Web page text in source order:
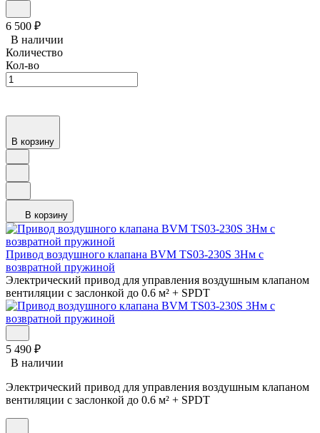
6 500 ₽
В наличии
Количество
Кол-во
В корзину
В корзину
Привод воздушного клапана BVM TS03-230S 3Нм с
возвратной пружиной
Электрический привод для управления воздушным клапаном
вентиляции с заслонкой до 0.6 м² + SPDT
5 490 ₽
В наличии
Электрический привод для управления воздушным клапаном
вентиляции с заслонкой до 0.6 м² + SPDT